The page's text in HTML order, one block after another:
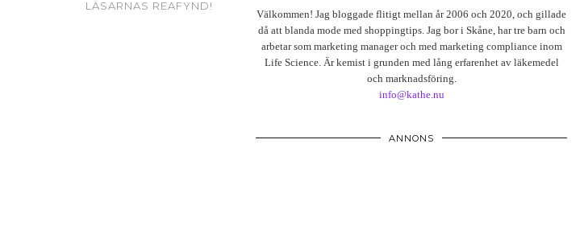
LÄSARNAS REAFYND!
Välkommen! Jag bloggade flitigt mellan år 2006 och 2020, och gillade
då att blanda mode med shoppingtips. Jag bor i Skåne, har tre barn och
arbetar som marketing manager och med marketing compliance inom
Life Science. Är kemist i grunden med lång erfarenhet av läkemedel
och marknadsföring.
info@kathe.nu
ANNONS